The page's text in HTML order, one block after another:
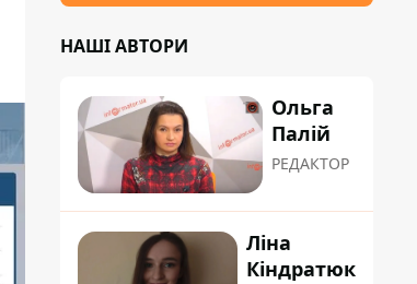
НАШІ АВТОРИ
Ольга
Палій
РЕДАКТОР
Ліна
Кіндратюк